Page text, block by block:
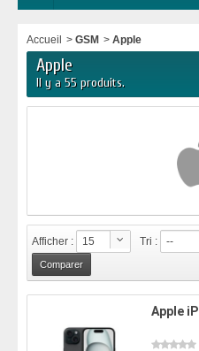
Accueil > GSM > Apple
Apple
Il y a 55 produits.
Afficher : 15 Tri : --
Apple